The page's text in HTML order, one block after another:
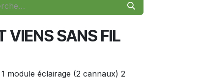
VIENS SANS FIL
module éclairage (2 cannaux) 2